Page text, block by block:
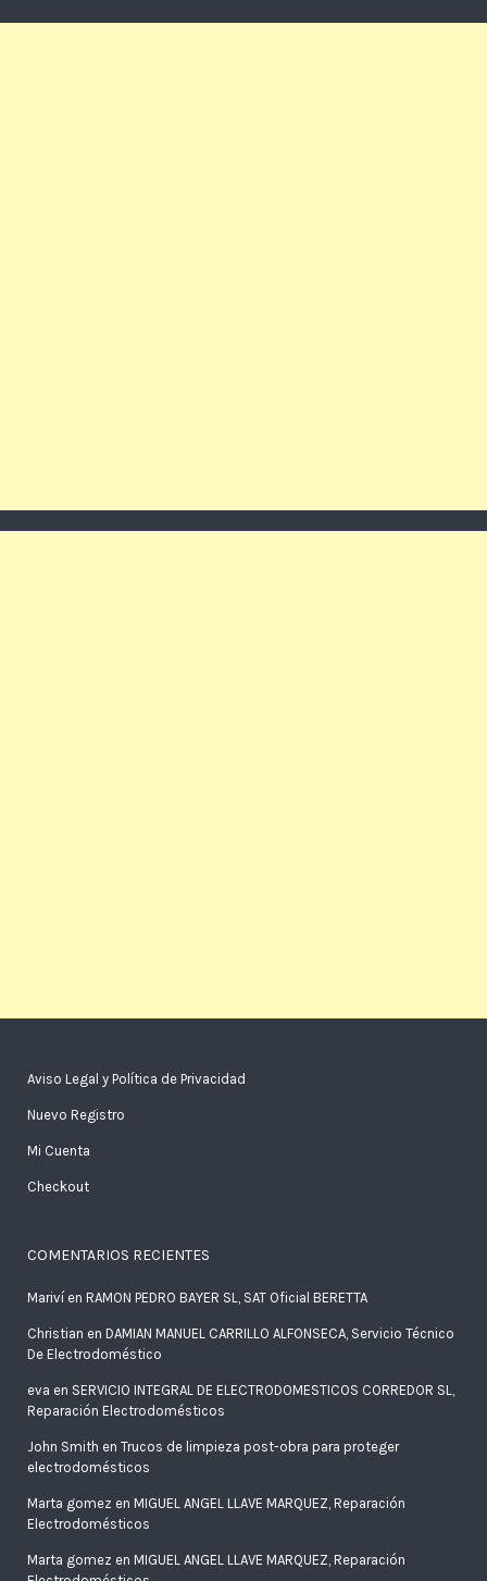
Aviso Legal y Política de Privacidad
Nuevo Registro
Mi Cuenta
Checkout
COMENTARIOS RECIENTES
Marivíen RAMON PEDRO BAYER SL, SAT Oficial BERETTA
Christian en DAMIAN MANUEL CARRILLO ALFONSECA, Servicio Técnico
De Electrodoméstico
eva en SERVICIO INTEGRAL DE ELECTRODOMESTICOS CORREDOR SL,
Reparación Electrodomésticos
John Smith en Trucos de limpieza post-obra para proteger
electrodomésticos
Marta gomez en MIGUEL ANGEL LLAVE MARQUEZ, Reparación
Electrodomésticos
Marta gomez en MIGUEL ANGEL LLAVE MARQUEZ, Reparación